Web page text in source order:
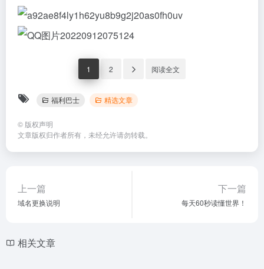
1 2 阅读全文
福利巴士 精选文章
© 版权声明
文章版权归作者所有，未经允许请勿转载。
上一篇
域名更换说明
下一篇
每天60秒读懂世界！
相关文章